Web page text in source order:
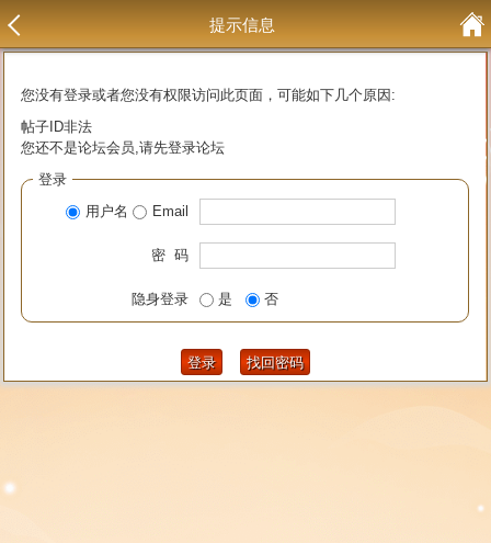
提示信息
您没有登录或者您没有权限访问此页面，可能如下几个原因:
帖子ID非法
您还不是论坛会员,请先登录论坛
登录
用户名
Email
密 码
隐身登录 是 否